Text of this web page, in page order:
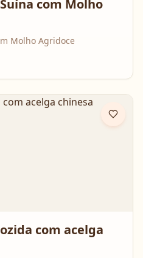
com Molho
Molho Agridoce
com acelga